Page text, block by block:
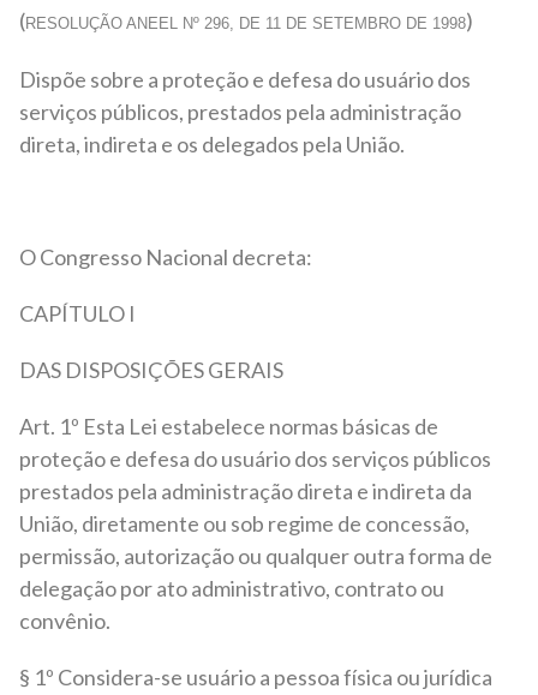
(RESOLUÇÃO ANEEL Nº 296, DE 11 DE SETEMBRO DE 1998)
Dispõe sobre a proteção e defesa do usuário dos
serviços públicos, prestados pela administração
direta, indireta e os delegados pela União.
O Congresso Nacional decreta:
CAPÍTULO I
DAS DISPOSIÇÕES GERAIS
Art. 1º Esta Lei estabelece normas básicas de
proteção e defesa do usuário dos serviços públicos
prestados pela administração direta e indireta da
União, diretamente ou sob regime de concessão,
permissão, autorização ou qualquer outra forma de
delegação por ato administrativo, contrato ou
convênio.
§ 1º Considera-se usuário a pessoa física ou jurídica